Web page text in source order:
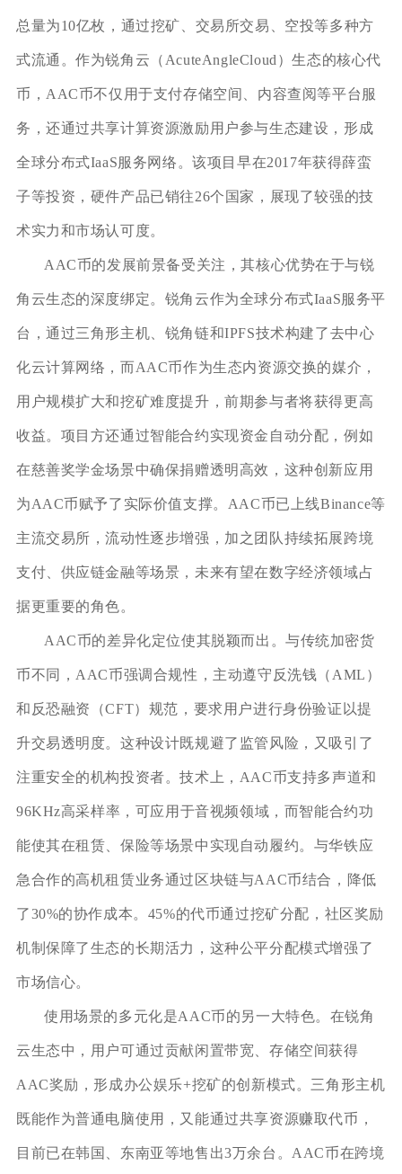
总量为10亿枚，通过挖矿、交易所交易、空投等多种方
式流通。作为锐角云（AcuteAngleCloud）生态的核心代
币，AAC币不仅用于支付存储空间、内容查阅等平台服
务，还通过共享计算资源激励用户参与生态建设，形成
全球分布式IaaS服务网络。该项目早在2017年获得薛蛮
子等投资，硬件产品已销往26个国家，展现了较强的技
术实力和市场认可度。
AAC币的发展前景备受关注，其核心优势在于与锐
角云生态的深度绑定。锐角云作为全球分布式IaaS服务平
台，通过三角形主机、锐角链和IPFS技术构建了去中心
化云计算网络，而AAC币作为生态内资源交换的媒介，
用户规模扩大和挖矿难度提升，前期参与者将获得更高
收益。项目方还通过智能合约实现资金自动分配，例如
在慈善奖学金场景中确保捐赠透明高效，这种创新应用
为AAC币赋予了实际价值支撑。AAC币已上线Binance等
主流交易所，流动性逐步增强，加之团队持续拓展跨境
支付、供应链金融等场景，未来有望在数字经济领域占
据更重要的角色。
AAC币的差异化定位使其脱颖而出。与传统加密货
币不同，AAC币强调合规性，主动遵守反洗钱（AML）
和反恐融资（CFT）规范，要求用户进行身份验证以提
升交易透明度。这种设计既规避了监管风险，又吸引了
注重安全的机构投资者。技术上，AAC币支持多声道和
96KHz高采样率，可应用于音视频领域，而智能合约功
能使其在租赁、保险等场景中实现自动履约。与华铁应
急合作的高机租赁业务通过区块链与AAC币结合，降低
了30%的协作成本。45%的代币通过挖矿分配，社区奖励
机制保障了生态的长期活力，这种公平分配模式增强了
市场信心。
使用场景的多元化是AAC币的另一大特色。在锐角
云生态中，用户可通过贡献闲置带宽、存储空间获得
AAC奖励，形成办公娱乐+挖矿的创新模式。三角形主机
既能作为普通电脑使用，又能通过共享资源赚取代币，
目前已在韩国、东南亚等地售出3万余台。AAC币在跨境